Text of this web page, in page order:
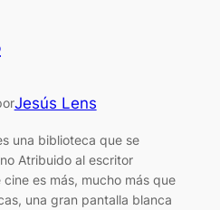
Jesús Lens
una biblioteca que se
Atribuido al escritor
es más, mucho más que
una gran pantalla blanca